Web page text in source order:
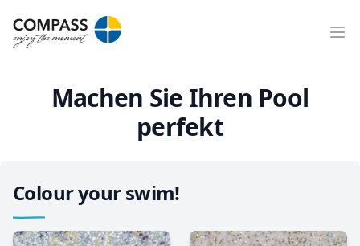
Machen Sie Ihren Pool
perfekt
Colour your swim!